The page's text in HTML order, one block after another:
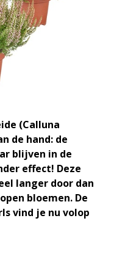
(Calluna
de hand: de
blijven in de
effect! Deze
langer door dan
bloemen. De
vind je nu volop